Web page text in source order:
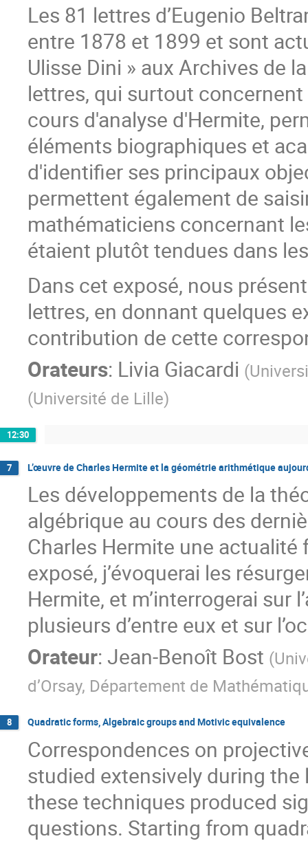
Les 81 lettres d’Eugenio
entre 1878 et 1899 et sont
Ulisse Dini » aux Archives de
lettres, qui surtout
cours d'analyse d'Hermite,
éléments biographiques et
d'identifier ses principaux
permettent également de
mathématiciens concernant
étaient plutôt tendues dans
Dans cet exposé, nous
lettres, en donnant quelques
contribution de cette
Orateurs: Livia Giacardi (
(Université de Lille)
12:30
7 L’œuvre de Charles Hermite et la géométrie arithmétique
Les développements de la
algébrique au cours des
Charles Hermite une
exposé, j’évoquerai les
Hermite, et m’interrogerai sur
plusieurs d’entre eux et sur
Orateur:Jean-Benoît Bost (
d’Orsay, Département de
8 Quadratic forms, Algebraic groups and Motivic equivalence
Correspondences on
studied extensively during
these techniques produced
questions. Starting from